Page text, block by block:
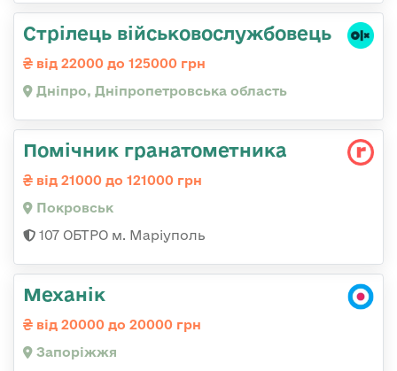
Стрілець військовослужбовець
від 22000 до 125000 грн
Дніпро, Дніпропетровська область
Помічник гранатометника
від 21000 до 121000 грн
Покровськ
107 ОБТРО м. Маріуполь
Механік
від 20000 до 20000 грн
Запоріжжя